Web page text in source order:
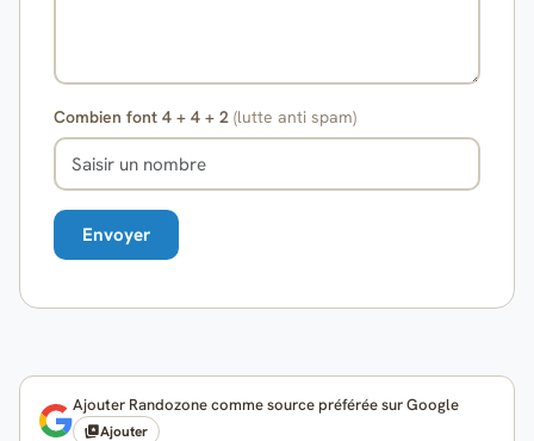
Combien font 4 + 4 + 2 (lutte anti spam)
Ajouter Randozone comme source préférée sur Google
Ajouter